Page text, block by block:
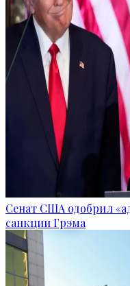
Сенат США одобрил
санкции Грэма